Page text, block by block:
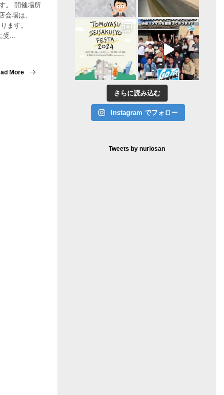
。 開催場所
会場は、
ます。
...
More
さらに読み込む
Instagram でフォロー
Tweets by nuriosan